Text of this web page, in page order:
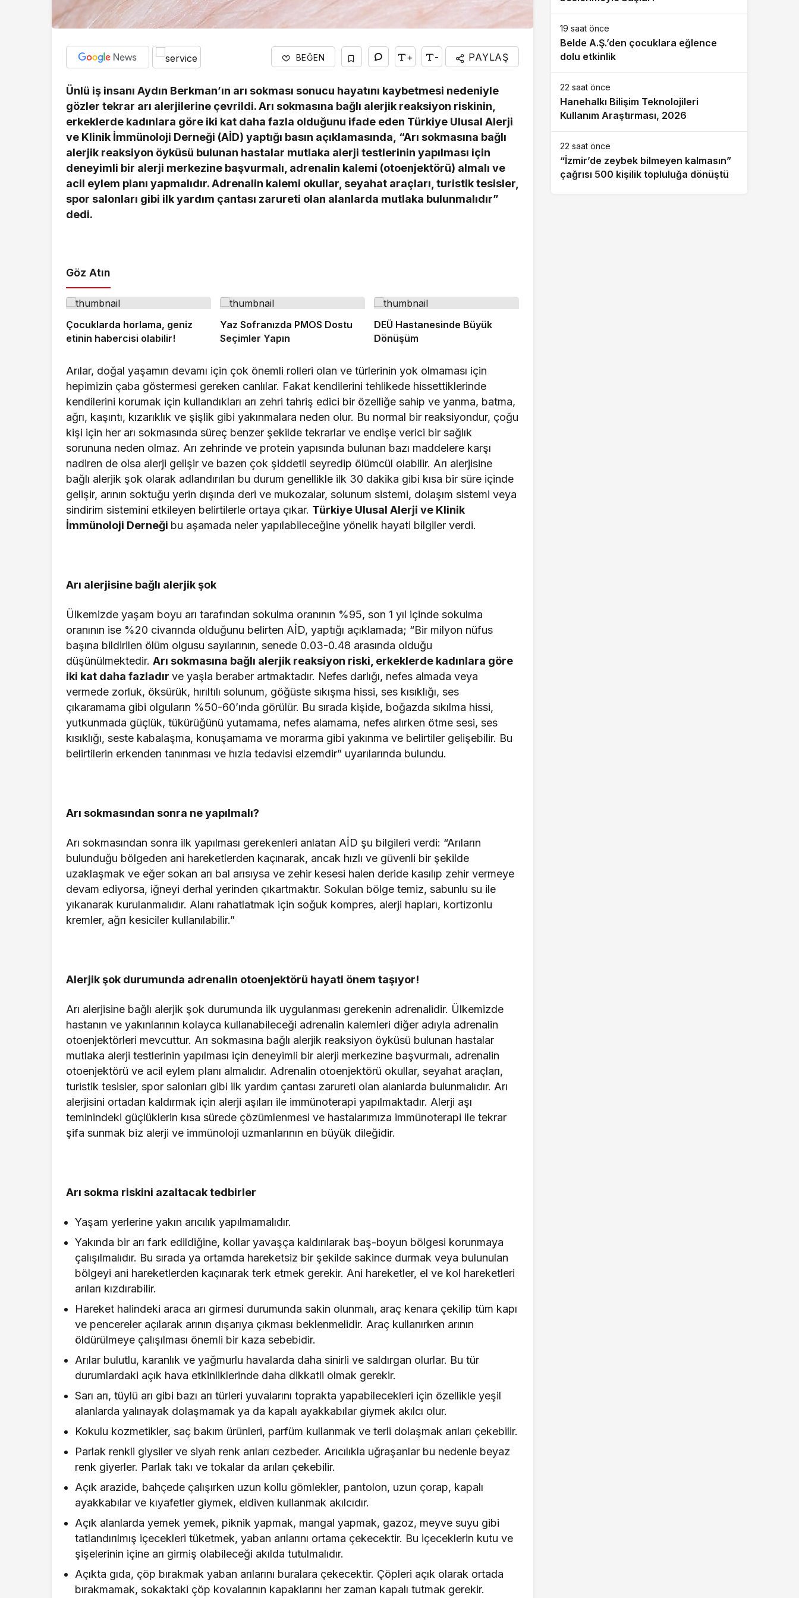
BEĞEN + - PAYLAŞ
Ünlü iş insanı Aydın Berkman’ın arı sokması sonucu hayatını kaybetmesi nedeniyle
gözler tekrar arı alerjilerine çevrildi. Arı sokmasına bağlı alerjik reaksiyon riskinin,
erkeklerde kadınlara göre iki kat daha fazla olduğunu ifade eden Türkiye Ulusal Alerji
ve Klinik İmmünoloji Derneği (AİD) yaptığı basın açıklamasında, “Arı sokmasına bağlı
alerjik reaksiyon öyküsü bulunan hastalar mutlaka alerji testlerinin yapılması için
deneyimli bir alerji merkezine başvurmalı, adrenalin kalemi (otoenjektörü) almalı ve
acil eylem planı yapmalıdır. Adrenalin kalemi okullar, seyahat araçları, turistik tesisler,
spor salonları gibi ilk yardım çantası zarureti olan alanlarda mutlaka bulunmalıdır”
dedi.
Göz Atın
Çocuklarda horlama, geniz
etinin habercisi olabilir!
Yaz Sofranızda PMOS Dostu
Seçimler Yapın
DEÜ Hastanesinde Büyük
Dönüşüm
Arılar, doğal yaşamın devamı için çok önemli rolleri olan ve türlerinin yok olmaması için
hepimizin çaba göstermesi gereken canlılar. Fakat kendilerini tehlikede hissettiklerinde
kendilerini korumak için kullandıkları arı zehri tahriş edici bir özelliğe sahip ve yanma, batma,
ağrı, kaşıntı, kızarıklık ve şişlik gibi yakınmalara neden olur. Bu normal bir reaksiyondur, çoğu
kişi için her arı sokmasında süreç benzer şekilde tekrarlar ve endişe verici bir sağlık
sorununa neden olmaz. Arı zehrinde ve protein yapısında bulunan bazı maddelere karşı
nadiren de olsa alerji gelişir ve bazen çok şiddetli seyredip ölümcül olabilir. Arı alerjisine
bağlı alerjik şok olarak adlandırılan bu durum genellikle ilk 30 dakika gibi kısa bir süre içinde
gelişir, arının soktuğu yerin dışında deri ve mukozalar, solunum sistemi, dolaşım sistemi veya
sindirim sistemini etkileyen belirtilerle ortaya çıkar. Türkiye Ulusal Alerji ve Klinik
İmmünoloji Derneği bu aşamada neler yapılabileceğine yönelik hayati bilgiler verdi.
Arı alerjisine bağlı alerjik şok
Ülkemizde yaşam boyu arı tarafından sokulma oranının %95, son 1 yıl içinde sokulma
oranının ise %20 civarında olduğunu belirten AİD, yaptığı açıklamada; “Bir milyon nüfus
başına bildirilen ölüm olgusu sayılarının, senede 0.03-0.48 arasında olduğu
düşünülmektedir.Arı sokmasına bağlı alerjik reaksiyon riski, erkeklerde kadınlara göre
iki kat daha fazladırve yaşla beraber artmaktadır. Nefes darlığı, nefes almada veya
vermede zorluk, öksürük, hırıltılı solunum, göğüste sıkışma hissi, ses kısıklığı, ses
çıkaramama gibi olguların %50-60’ında görülür. Bu sırada kişide, boğazda sıkılma hissi,
yutkunmada güçlük, tükürüğünü yutamama, nefes alamama, nefes alırken ötme sesi, ses
kısıklığı, seste kabalaşma, konuşamama ve morarma gibi yakınma ve belirtiler gelişebilir. Bu
belirtilerin erkenden tanınması ve hızla tedavisi elzemdir” uyarılarında bulundu.
Arı sokmasından sonra ne yapılmalı?
Arı sokmasından sonra ilk yapılması gerekenleri anlatan AİD şu bilgileri verdi: “Arıların
bulunduğu bölgeden ani hareketlerden kaçınarak, ancak hızlı ve güvenli bir şekilde
uzaklaşmak ve eğer sokan arı bal arısıysa ve zehir kesesi halen deride kasılıp zehir vermeye
devam ediyorsa, iğneyi derhal yerinden çıkartmaktır. Sokulan bölge temiz, sabunlu su ile
yıkanarak kurulanmalıdır. Alanı rahatlatmak için soğuk kompres, alerji hapları, kortizonlu
kremler, ağrı kesiciler kullanılabilir.”
Alerjik şok durumunda adrenalin otoenjektörü hayati önem taşıyor!
Arı alerjisine bağlı alerjik şok durumunda ilk uygulanması gerekenin adrenalidir. Ülkemizde
hastanın ve yakınlarının kolayca kullanabileceği adrenalin kalemleri diğer adıyla adrenalin
otoenjektörleri mevcuttur. Arı sokmasına bağlı alerjik reaksiyon öyküsü bulunan hastalar
mutlaka alerji testlerinin yapılması için deneyimli bir alerji merkezine başvurmalı, adrenalin
otoenjektörü ve acil eylem planı almalıdır. Adrenalin otoenjektörü okullar, seyahat araçları,
turistik tesisler, spor salonları gibi ilk yardım çantası zarureti olan alanlarda bulunmalıdır. Arı
alerjisini ortadan kaldırmak için alerji aşıları ile immünoterapi yapılmaktadır. Alerji aşı
teminindeki güçlüklerin kısa sürede çözümlenmesi ve hastalarımıza immünoterapi ile tekrar
şifa sunmak biz alerji ve immünoloji uzmanlarının en büyük dileğidir.
Arı sokma riskini azaltacak tedbirler
Yaşam yerlerine yakın arıcılık yapılmamalıdır.
Yakında bir arı fark edildiğine, kollar yavaşça kaldırılarak baş-boyun bölgesi korunmaya
çalışılmalıdır. Bu sırada ya ortamda hareketsiz bir şekilde sakince durmak veya bulunulan
bölgeyi ani hareketlerden kaçınarak terk etmek gerekir. Ani hareketler, el ve kol hareketleri
arıları kızdırabilir.
Hareket halindeki araca arı girmesi durumunda sakin olunmalı, araç kenara çekilip tüm kapı
ve pencereler açılarak arının dışarıya çıkması beklenmelidir. Araç kullanırken arının
öldürülmeye çalışılması önemli bir kaza sebebidir.
Arılar bulutlu, karanlık ve yağmurlu havalarda daha sinirli ve saldırgan olurlar. Bu tür
durumlardaki açık hava etkinliklerinde daha dikkatli olmak gerekir.
Sarı arı, tüylü arı gibi bazı arı türleri yuvalarını toprakta yapabilecekleri için özellikle yeşil
alanlarda yalınayak dolaşmamak ya da kapalı ayakkabılar giymek akılcı olur.
Kokulu kozmetikler, saç bakım ürünleri, parfüm kullanmak ve terli dolaşmak arıları çekebilir.
Parlak renkli giysiler ve siyah renk arıları cezbeder. Arıcılıkla uğraşanlar bu nedenle beyaz
renk giyerler. Parlak takı ve tokalar da arıları çekebilir.
Açık arazide, bahçede çalışırken uzun kollu gömlekler, pantolon, uzun çorap, kapalı
ayakkabılar ve kıyafetler giymek, eldiven kullanmak akılcıdır.
Açık alanlarda yemek yemek, piknik yapmak, mangal yapmak, gazoz, meyve suyu gibi
tatlandırılmış içecekleri tüketmek, yaban arılarını ortama çekecektir. Bu içeceklerin kutu ve
şişelerinin içine arı girmiş olabileceği akılda tutulmalıdır.
Açıkta gıda, çöp bırakmak yaban arılarını buralara çekecektir. Çöpleri açık olarak ortada
bırakmamak, sokaktaki çöp kovalarının kapaklarını her zaman kapalı tutmak gerekir.
19 saat önce
Belde A.Ş.’den çocuklara eğlence
dolu etkinlik
22 saat önce
Hanehalkı Bilişim Teknolojileri
Kullanım Araştırması, 2026
22 saat önce
“İzmir’de zeybek bilmeyen kalmasın”
çağrısı 500 kişilik topluluğa dönüştü